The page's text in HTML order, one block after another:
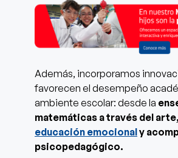
Además, incorporamos
favorecen el desempeño
ambiente escolar: desde la
matemáticas a través del
educación emocionaly
psicopedagógico.